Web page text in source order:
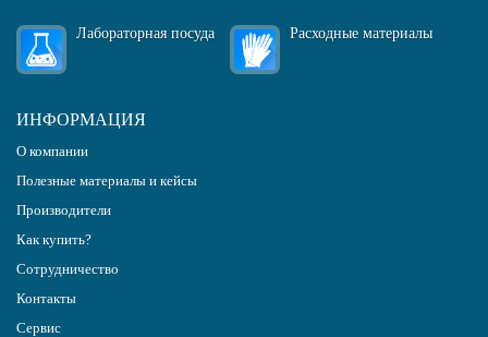
Лабораторная посуда Расходные материалы
ИНФОРМАЦИЯ
О компании
Полезные материалы и кейсы
Производители
Как купить?
Сотрудничество
Контакты
Сервис